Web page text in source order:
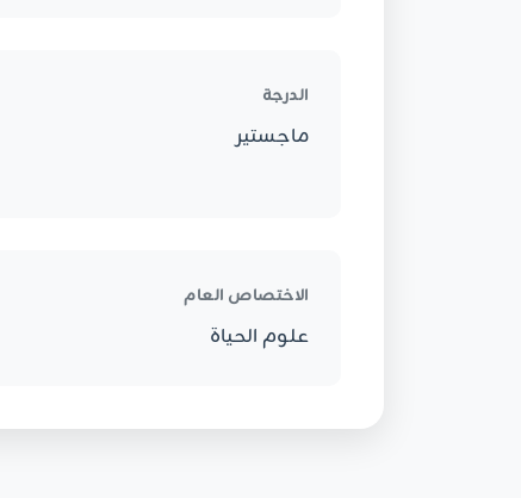
الدرجة
ماجستير
الاختصاص العام
علوم الحياة